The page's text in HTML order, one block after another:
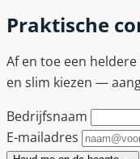
Praktische
Af en toe een
en slim kiezen —
Bedrijfsnaam
E-mailadres